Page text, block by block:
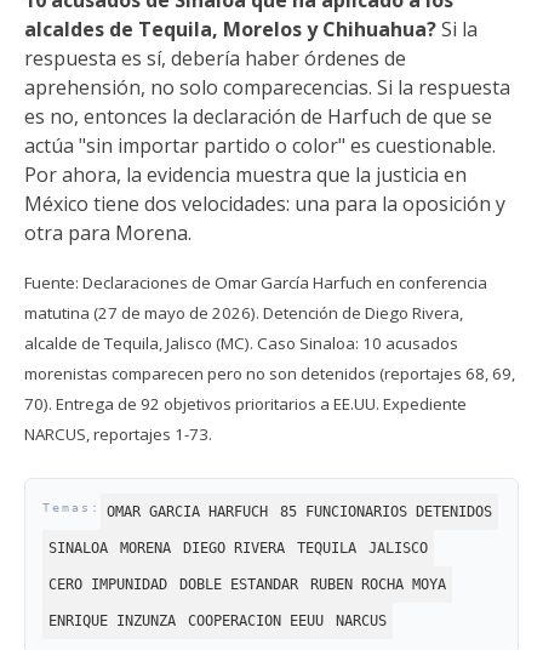
alcaldes de Tequila, Morelos y Chihuahua?Si la
respuesta es sí, debería haber órdenes de
aprehensión, no solo comparecencias. Si la respuesta
es no, entonces la declaración de Harfuch de que se
actúa "sin importar partido o color" es cuestionable.
Por ahora, la evidencia muestra que la justicia en
México tiene dos velocidades: una para la oposición y
otra para Morena.
Fuente: Declaraciones de Omar García Harfuch en conferencia
matutina (27 de mayo de 2026). Detención de Diego Rivera,
alcalde de Tequila, Jalisco (MC). Caso Sinaloa: 10 acusados
morenistas comparecen pero no son detenidos (reportajes 68, 69,
70). Entrega de 92 objetivos prioritarios a EE.UU. Expediente
NARCUS, reportajes 1-73.
OMAR GARCIA HARFUCH 85 FUNCIONARIOS DETENIDOS
SINALOA MORENA DIEGO RIVERA TEQUILA JALISCO
CERO IMPUNIDAD DOBLE ESTANDAR RUBEN ROCHA MOYA
ENRIQUE INZUNZA COOPERACION EEUU NARCUS